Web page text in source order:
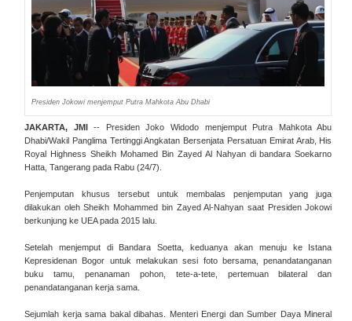
Presiden Jokowi menjemput Putra Mahkota Abu Dhabi
JAKARTA, JMI-- Presiden Joko Widodo menjemput Putra Mahkota Abu
Dhabi/Wakil Panglima Tertinggi Angkatan Bersenjata Persatuan Emirat Arab, His
Royal Highness Sheikh Mohamed Bin Zayed Al Nahyan di bandara Soekarno
Hatta, Tangerang pada Rabu (24/7).
Penjemputan khusus tersebut untuk membalas penjemputan yang juga
dilakukan oleh Sheikh Mohammed bin Zayed Al-Nahyan saat Presiden Jokowi
berkunjung ke UEA pada 2015 lalu.
Setelah menjemput di Bandara Soetta, keduanya akan menuju ke Istana
Kepresidenan Bogor untuk melakukan sesi foto bersama, penandatanganan
buku tamu, penanaman pohon, tete-a-tete, pertemuan bilateral dan
penandatanganan kerja sama.
Sejumlah kerja sama bakal dibahas. Menteri Energi dan Sumber Daya Mineral